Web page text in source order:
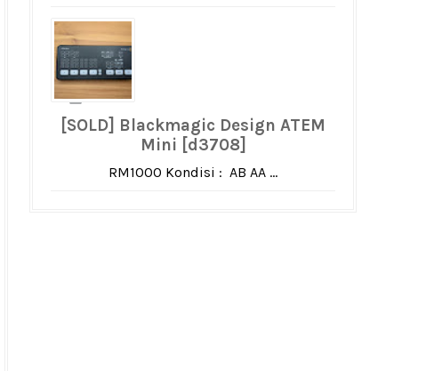
[SOLD] Blackmagic Design ATEM
Mini [d3708]
RM1000 Kondisi : AB AA ...